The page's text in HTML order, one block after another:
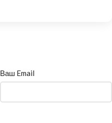
Ваш Email